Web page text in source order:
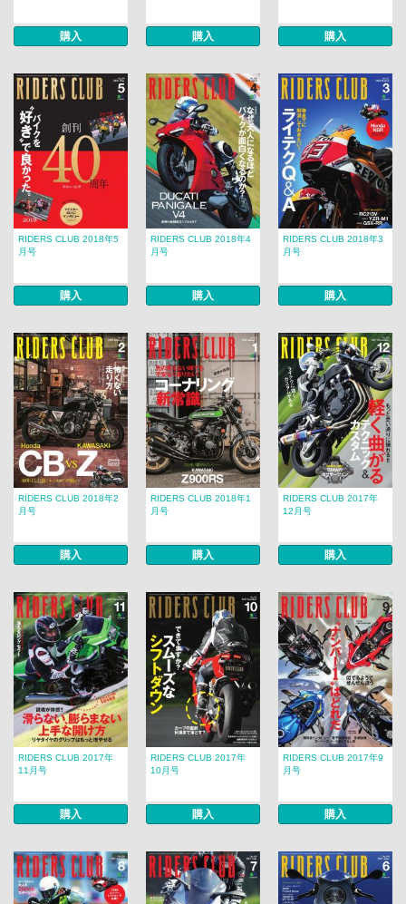
購入 購入 購入
RIDERS CLUB 2018年5
月号
購入
RIDERS CLUB 2018年4
月号
購入
RIDERS CLUB 2018年3
月号
購入
RIDERS CLUB 2018年2
月号
購入
RIDERS CLUB 2018年1
月号
購入
RIDERS CLUB 2017年
12月号
購入
RIDERS CLUB 2017年
11月号
購入
RIDERS CLUB 2017年
10月号
購入
RIDERS CLUB 2017年9
月号
購入